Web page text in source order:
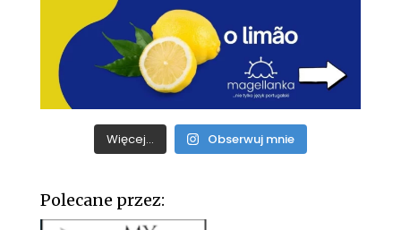
Więcej... Obserwuj mnie
Polecane przez: